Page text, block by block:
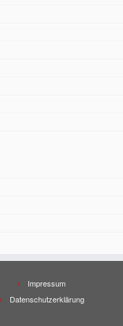
Impressum
Datenschutzerklärung